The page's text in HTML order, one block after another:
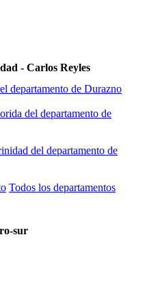
- Carlos Reyles
departamento de Durazno
del departamento de
del departamento de
Todos los departamentos
sur